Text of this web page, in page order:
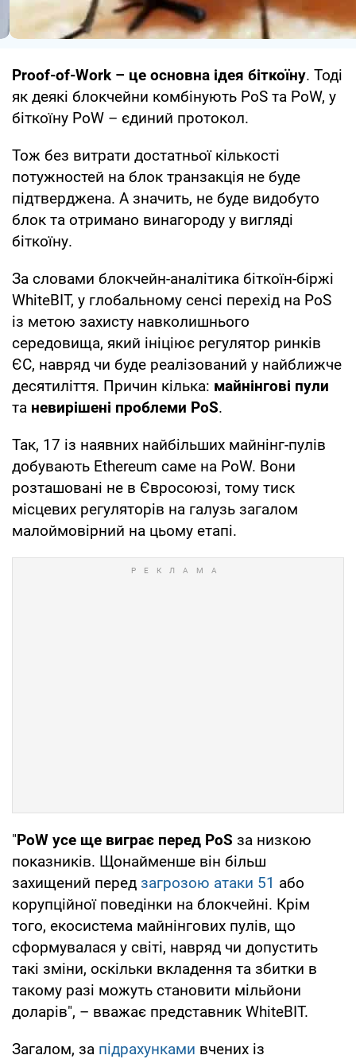
Proof-of-Work – це основна ідея біткоїну. Тоді
як деякі блокчейни комбінують PoS та PoW, у
біткоїну PoW – єдиний протокол.
Тож без витрати достатньої кількості
потужностей на блок транзакція не буде
підтверджена. А значить, не буде видобуто
блок та отримано винагороду у вигляді
біткоїну.
За словами блокчейн-аналітика біткоїн-біржі
WhiteBIT, у глобальному сенсі перехід на PoS
із метою захисту навколишнього
середовища, який ініціює регулятор ринків
ЄС, навряд чи буде реалізований у найближче
десятиліття. Причин кілька: майнінгові пули
та невирішені проблеми PoS.
Так, 17 із наявних найбільших майнінг-пулів
добувають Ethereum саме на PoW. Вони
розташовані не в Євросоюзі, тому тиск
місцевих регуляторів на галузь загалом
малоймовірний на цьому етапі.
"PoW усе ще виграє перед PoS за низкою
показників. Щонайменше він більш
захищений перед загрозою атаки 51 або
корупційної поведінки на блокчейні. Крім
того, екосистема майнінгових пулів, що
сформувалася у світі, навряд чи допустить
такі зміни, оскільки вкладення та збитки в
такому разі можуть становити мільйони
доларів", – вважає представник WhiteBIT.
Загалом, за підрахунками вчених із